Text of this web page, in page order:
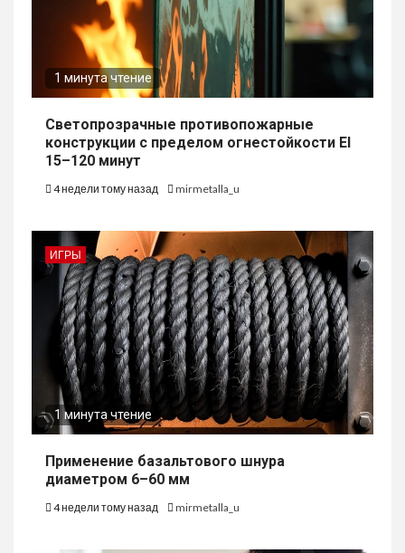
1 минута чтение
Светопрозрачные противопожарные
конструкции с пределом огнестойкости EI
15–120 минут
4 недели тому назад mirmetalla_u
ИГРЫ
1 минута чтение
Применение базальтового шнура
диаметром 6–60 мм
4 недели тому назад mirmetalla_u